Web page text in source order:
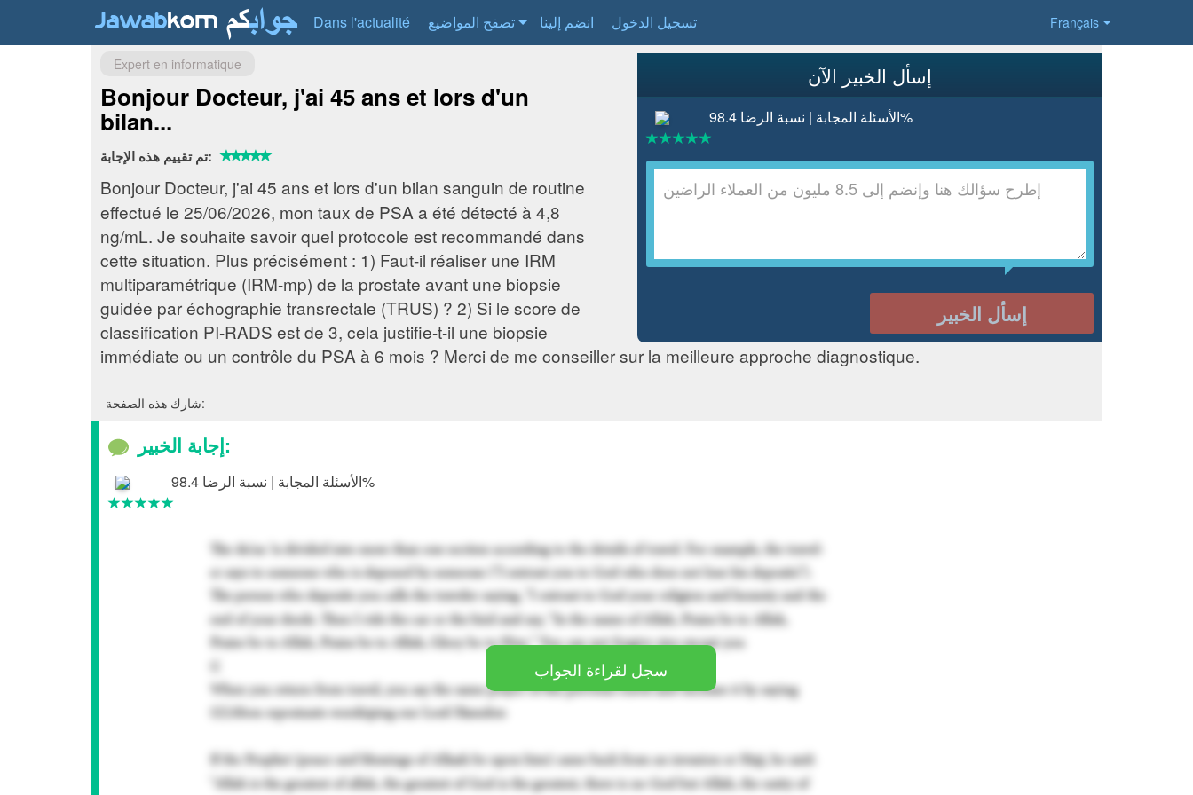
Français
Dans l'actualité تصفح المواضيع انضم إلينا تسجيل الدخول
إسأل الخبير الآن
الأسئلة المجابة | نسبة الرضا 98.4%
إسأل الخبير
Expert en informatique
Bonjour Docteur, j'ai 45 ans et lors d'un
bilan...
تم تقييم هذه الإجابة:
Bonjour Docteur, j'ai 45 ans et lors d'un bilan sanguin de routine
effectué le 25/06/2026, mon taux de PSA a été détecté à 4,8
ng/mL. Je souhaite savoir quel protocole est recommandé dans
cette situation. Plus précisément : 1) Faut-il réaliser une IRM
multiparamétrique (IRM-mp) de la prostate avant une biopsie
guidée par échographie transrectale (TRUS) ? 2) Si le score de
classification PI-RADS est de 3, cela justifie-t-il une biopsie
immédiate ou un contrôle du PSA à 6 mois ? Merci de me conseiller sur la meilleure approche diagnostique.
شارك هذه الصفحة:
إجابة الخبير:
الأسئلة المجابة | نسبة الرضا 98.4%
سجل لقراءة الجواب